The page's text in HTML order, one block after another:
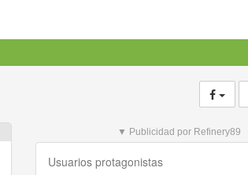
▼ Publicidad por Refinery89
Usuarios protagonistas